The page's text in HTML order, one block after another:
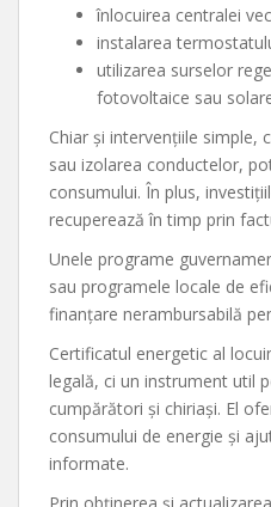
înlocuirea centralei
instalarea
utilizarea surselor
fotovoltaice sau
Chiar și intervențiile simple,
sau izolarea conductelor,
consumului. În plus,
recuperează în timp prin
Unele programe
sau programele locale de
finanțare nerambursabilă
Certificatul energetic al
legală, ci un instrument util
cumpărători și chiriași. El
consumului de energie și
informate.
Prin obținerea și